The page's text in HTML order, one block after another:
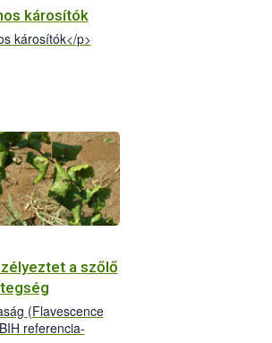
károsítók
károsítók</p>
a szőlő
(Flavescence
referencia-